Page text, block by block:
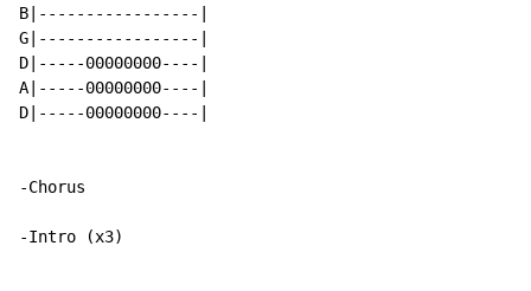
B|-----------------|
G|-----------------|
D|-----00000000----|
A|-----00000000----|
D|-----00000000----|
-Chorus
-Intro (x3)